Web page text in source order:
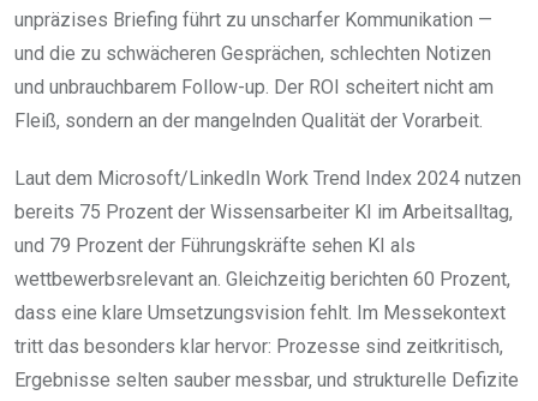
unpräzises Briefing führt zu unscharfer Kommunikation —
und die zu schwächeren Gesprächen, schlechten Notizen
und unbrauchbarem Follow-up. Der ROI scheitert nicht am
Fleiß, sondern an der mangelnden Qualität der Vorarbeit.
Laut dem Microsoft/LinkedIn Work Trend Index 2024 nutzen
bereits 75 Prozent der Wissensarbeiter KI im Arbeitsalltag,
und 79 Prozent der Führungskräfte sehen KI als
wettbewerbsrelevant an. Gleichzeitig berichten 60 Prozent,
dass eine klare Umsetzungsvision fehlt. Im Messekontext
tritt das besonders klar hervor: Prozesse sind zeitkritisch,
Ergebnisse selten sauber messbar, und strukturelle Defizite